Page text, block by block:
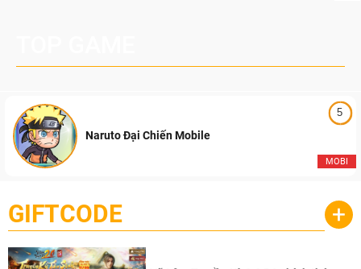
5
MOBI
Naruto Đại Chiến Mobile
GIFTCODE +